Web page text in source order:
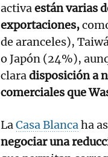
activaestán varias
exportaciones,
de aranceles),
o Japón (24%),
claradisposición a
comerciales que
LaCasa Blancaha
negociar una